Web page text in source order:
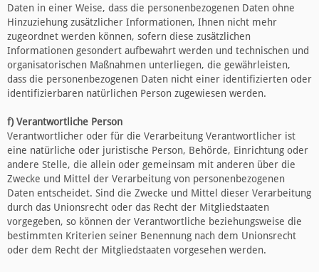
Daten in einer Weise, dass die personenbezogenen Daten ohne
Hinzuziehung zusätzlicher Informationen, Ihnen nicht mehr
zugeordnet werden können, sofern diese zusätzlichen
Informationen gesondert aufbewahrt werden und technischen und
organisatorischen Maßnahmen unterliegen, die gewährleisten,
dass die personenbezogenen Daten nicht einer identifizierten oder
identifizierbaren natürlichen Person zugewiesen werden.
f) Verantwortliche Person
Verantwortlicher oder für die Verarbeitung Verantwortlicher ist
eine natürliche oder juristische Person, Behörde, Einrichtung oder
andere Stelle, die allein oder gemeinsam mit anderen über die
Zwecke und Mittel der Verarbeitung von personenbezogenen
Daten entscheidet. Sind die Zwecke und Mittel dieser Verarbeitung
durch das Unionsrecht oder das Recht der Mitgliedstaaten
vorgegeben, so können der Verantwortliche beziehungsweise die
bestimmten Kriterien seiner Benennung nach dem Unionsrecht
oder dem Recht der Mitgliedstaaten vorgesehen werden.